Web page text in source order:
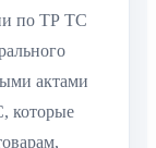
по ТР ТС
актами
которые